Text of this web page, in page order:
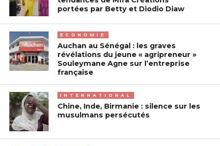
portées par Betty et Diodio Diaw
ECONOMIE
Auchan au Sénégal : les graves
révélations du jeune « agripreneur »
Souleymane Agne sur l’entreprise
française
INTERNATIONAL
Chine, Inde, Birmanie : silence sur les
musulmans persécutés